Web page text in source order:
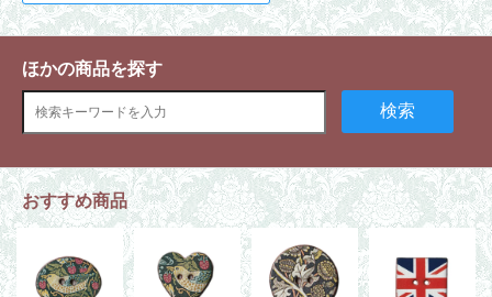
ほかの商品を探す
検索
おすすめ商品